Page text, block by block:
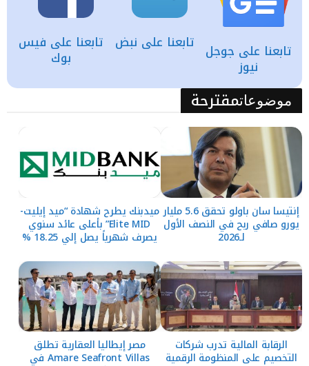
تابعنا على فيس
بوك
تابعنا على نبض تابعنا على جوجل
نيوز
موضوعاتمقترحة
إنتيسا سان باولو تحقق 5.6 مليار
يورو صافي ربح في النصف الأول
لـ2026
ميدبنك يطرح شهادة “ميد إيليت-
Elite MID” بأعلى عائد سنوي
يصرف شهرياً يصل إلي 18.25 %
الرقابة المالية تدرب شركات
التخصيم على المنظومة الرقمية
مصر إيطاليا العقارية تطلق
Amare Seafront Villas في